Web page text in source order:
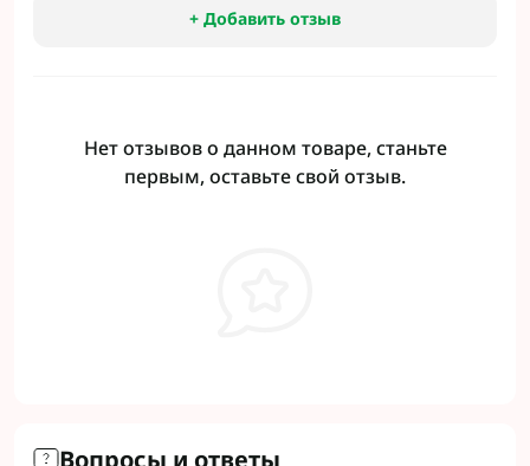
+ Добавить отзыв
Нет отзывов о данном товаре, станьте
первым, оставьте свой отзыв.
Вопросы и ответы